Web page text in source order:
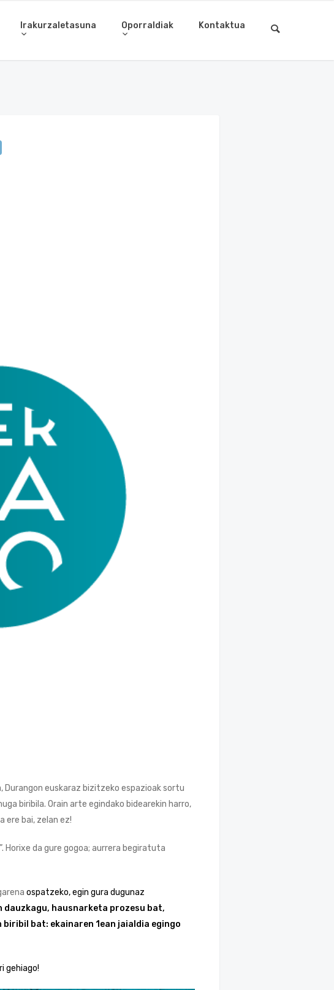
Irakurzaletasuna Oporraldiak Kontaktua
euskaraz bizitzeko espazioak sortu
biribila. Orain arte egindako bidearekin harro,
ere bai, zelan ez!
Horixe da gure gogoa; aurrera begiratuta
ospatzeko, egin gura dugunaz
hausnarketa prozesu bat,
bat: ekainaren 1ean jaialdia egingo
gehiago!